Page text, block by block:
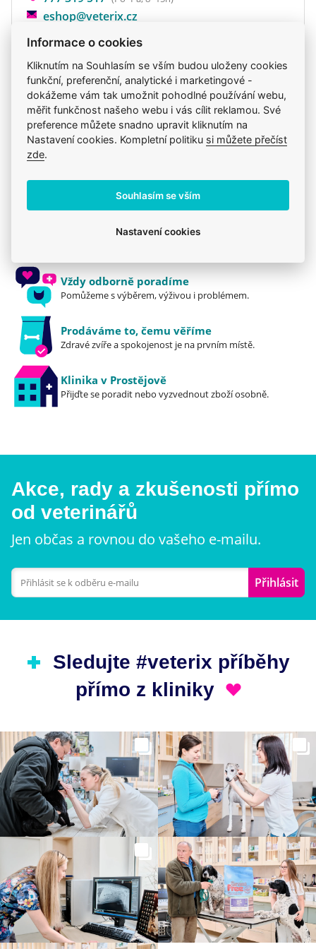
eshop@veterix.cz
Produkt také v těchto kategoriích7
Brit Premium
Krmiva
Brit
Mého psa trápí
Pro dospělé
Granule
Brit
Jsme zkušení veterináři
Vždy odborně poradíme
Pomůžeme s výběrem, výživou i problémem.
Prodáváme to, čemu věříme
Zdravé zvíře a spokojenost je na prvním místě.
Klinika v Prostějově
Přijďte se poradit nebo vyzvednout zboží osobně.
Akce, rady a zkušenosti přímo
od veterinářů
Jen občas a rovnou do vašeho e-mailu.
Přihlásit
Sledujte #veterix příběhy
přímo z kliniky
Informace o cookies
Kliknutím na Souhlasím se vším budou uloženy cookies
funkční, preferenční, analytické i marketingové -
dokážeme vám tak umožnit pohodlné používání webu,
měřit funkčnost našeho webu i vás cílit reklamou. Své
preference můžete snadno upravit kliknutím na
Nastavení cookies. Kompletní politiku si můžete přečíst
zde.
Souhlasím se vším
Nastavení cookies